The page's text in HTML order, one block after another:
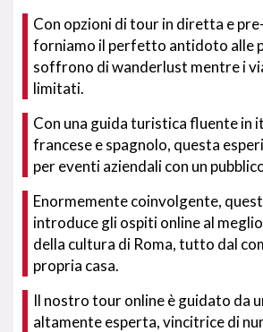
Con opzioni di tour in diretta e
forniamo il perfetto antidoto alle
soffrono di wanderlust mentre i
limitati.
Con una guida turistica fluente in
francese e spagnolo, questa
per eventi aziendali con un
Enormemente coinvolgente,
introduce gli ospiti online al
della cultura di Roma, tutto dal
propria casa.
Il nostro tour online è guidato da
altamente esperta, vincitrice di